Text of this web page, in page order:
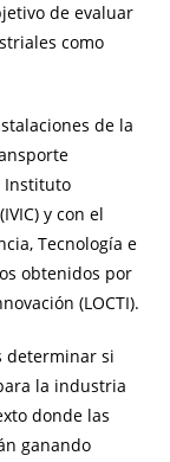
de evaluar
como
de la
Instituto
y con el
Tecnología e
obtenidos por
(LOCTI).
determinar si
la industria
donde las
ganando